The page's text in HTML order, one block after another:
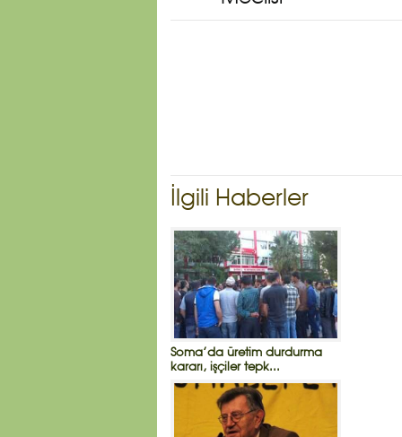
İlgili Haberler
Soma’da üretim durdurma
kararı, işçiler tepk...